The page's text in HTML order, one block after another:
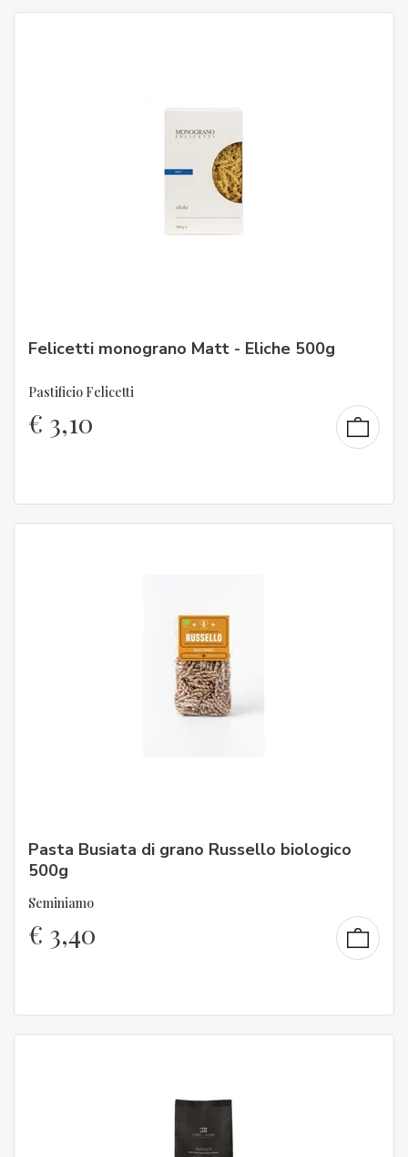
Felicetti monograno Matt - Eliche 500g
Pastificio Felicetti
€ 3,10
Pasta Busiata di grano Russello biologico
500g
Seminiamo
€ 3,40